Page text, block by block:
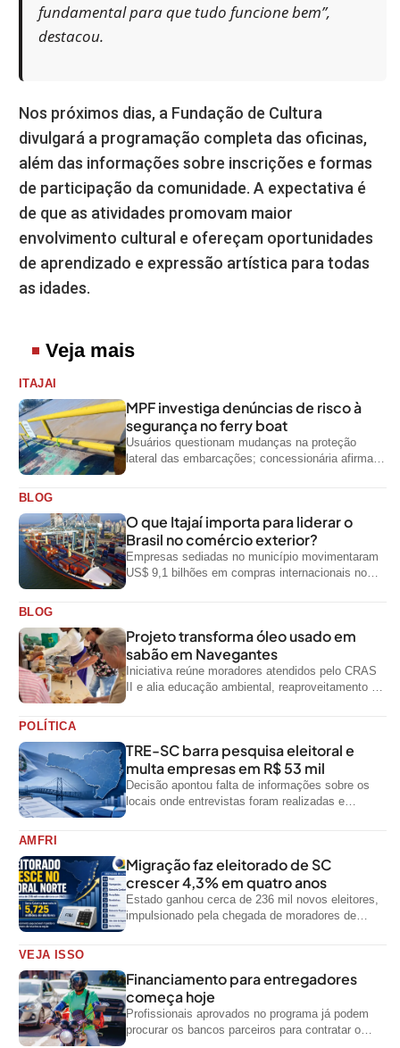
fundamental para que tudo funcione bem”,
destacou.
Nos próximos dias, a Fundação de Cultura
divulgará a programação completa das oficinas,
além das informações sobre inscrições e formas
de participação da comunidade. A expectativa é
de que as atividades promovam maior
envolvimento cultural e ofereçam oportunidades
de aprendizado e expressão artística para todas
as idades.
Veja mais
ITAJAI
MPF investiga denúncias de risco à
segurança no ferry boat
Usuários questionam mudanças na proteção
lateral das embarcações; concessionária afirma
BLOG
O que Itajaí importa para liderar o
Brasil no comércio exterior?
Empresas sediadas no município movimentaram
US$ 9,1 bilhões em compras internacionais no
BLOG
Projeto transforma óleo usado em
sabão em Navegantes
Iniciativa reúne moradores atendidos pelo CRAS
II e alia educação ambiental, reaproveitamento de
POLÍTICA
TRE-SC barra pesquisa eleitoral e
multa empresas em R$ 53 mil
Decisão apontou falta de informações sobre os
locais onde entrevistas foram realizadas e
AMFRI
Migração faz eleitorado de SC
crescer 4,3% em quatro anos
Estado ganhou cerca de 236 mil novos eleitores,
impulsionado pela chegada de moradores de
VEJA ISSO
Financiamento para entregadores
começa hoje
Profissionais aprovados no programa já podem
procurar os bancos parceiros para contratar o